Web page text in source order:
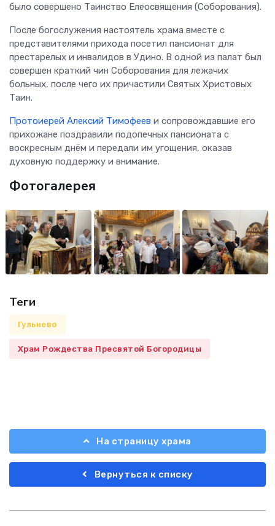
было совершено Таинство Елеосвящения (Соборования).
После богослужения настоятель храма вместе с
представителями прихода посетил пансионат для
престарелых и инвалидов в Удино. В одной из палат был
совершен краткий чин Соборования для лежачих
больных, после чего их причастили Святых Христовых
Таин.
Протоиерей Алексий Тимофеев и сопровождавшие его
прихожане поздравили подопечных пансионата с
воскресным днём и передали им угощения, оказав
духовную поддержку и внимание.
Фотогалерея
Теги
Гульнево
Храм Рождества Пресвятой Богородицы
На страницу храма
Вернуться к списку